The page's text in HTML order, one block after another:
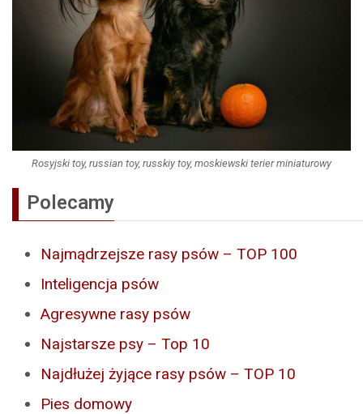
Rosyjski toy, russian toy, russkiy toy, moskiewski terier miniaturowy
Polecamy
Najmądrzejsze rasy psów – TOP 100
Inteligencja psów
Agresywne rasy psów
Najstarsze psy – Top 10
Najdłużej żyjące rasy psów – TOP 10
Pies domowy